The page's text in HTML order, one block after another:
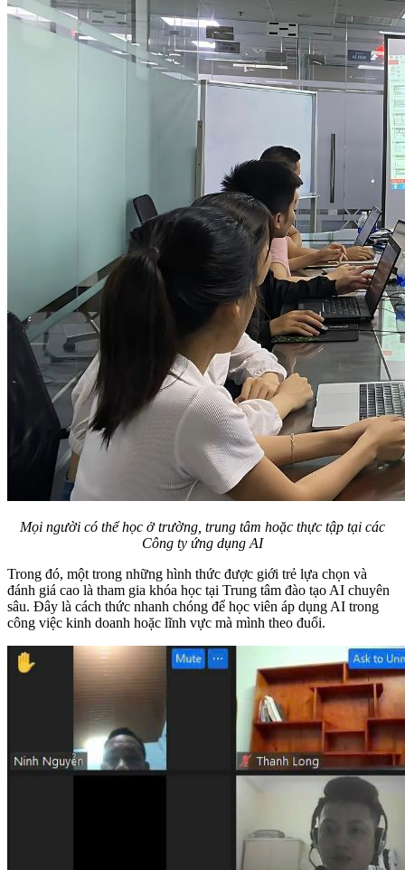
Mọi người có thể học ở trường, trung tâm hoặc thực tập tại các
Công ty ứng dụng AI
Trong đó, một trong những hình thức được giới trẻ lựa chọn và
đánh giá cao là tham gia khóa học tại Trung tâm đào tạo AI chuyên
sâu. Đây là cách thức nhanh chóng để học viên áp dụng AI trong
công việc kinh doanh hoặc lĩnh vực mà mình theo đuổi.